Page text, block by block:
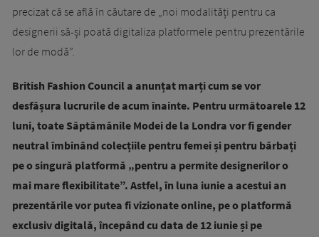
precizat că se află în căutare de „noi modalități pentru ca
designerii să-și poată digitaliza platformele pentru prezentările
lor de modă”.
British Fashion Council a anunțat marți cum se vor
desfășura lucrurile de acum înainte. Pentru următoarele 12
luni, toate Săptămânile Modei de la Londra vor fi gender
neutral îmbinând colecțiile pentru femei și pentru bărbați
pe o singură platformă „pentru a permite designerilor o
mai mare flexibilitate”. Astfel, în luna iunie a acestui an
prezentările vor putea fi vizionate online, pe o platformă
exclusiv digitală, începând cu data de 12 iunie și pe